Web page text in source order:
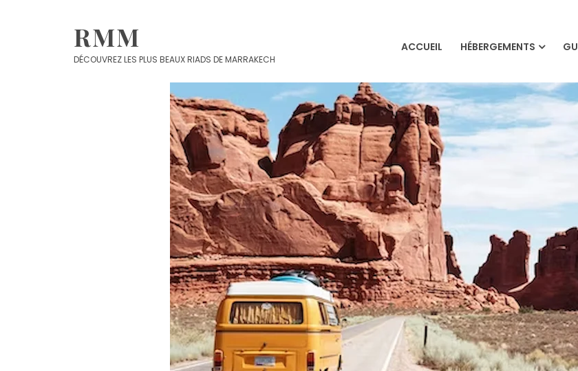
RMM
DÉCOUVREZ LES PLUS BEAUX RIADS DE MARRAKECH
ACCUEIL HÉBERGEMENTS